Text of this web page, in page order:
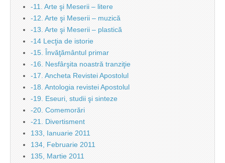
-11. Arte şi Meserii – litere
-12. Arte şi Meserii – muzică
-13. Arte şi Meserii – plastică
-14 Lecţia de istorie
-15. Învăţământul primar
-16. Nesfârşita noastră tranziţie
-17. Ancheta Revistei Apostolul
-18. Antologia revistei Apostolul
-19. Eseuri, studii şi sinteze
-20. Comemorări
-21. Divertisment
133, Ianuarie 2011
134, Februarie 2011
135, Martie 2011